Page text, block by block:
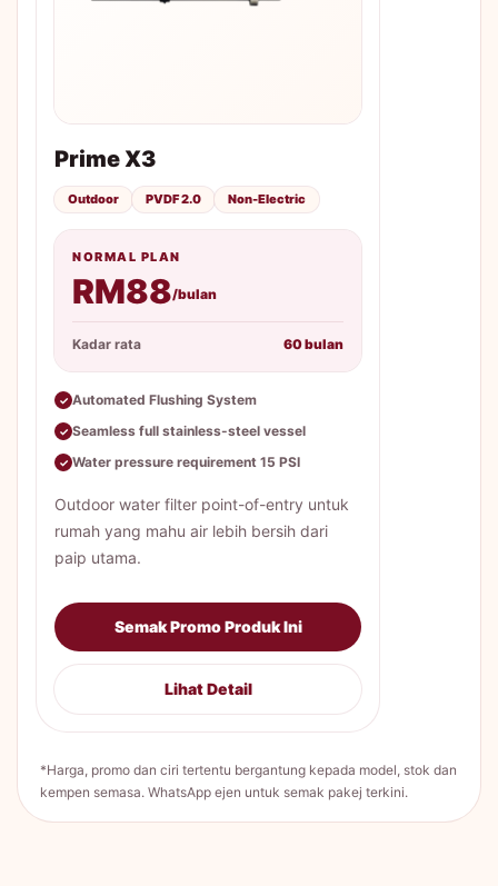
Prime X3
Outdoor PVDF 2.0 Non-Electric
NORMAL PLAN
RM88/bulan
Kadar rata 60 bulan
✓ Automated Flushing System
✓ Seamless full stainless-steel vessel
✓ Water pressure requirement 15 PSI
Outdoor water filter point-of-entry untuk
rumah yang mahu air lebih bersih dari
paip utama.
Semak Promo Produk Ini
Lihat Detail
*Harga, promo dan ciri tertentu bergantung kepada model, stok dan
kempen semasa. WhatsApp ejen untuk semak pakej terkini.